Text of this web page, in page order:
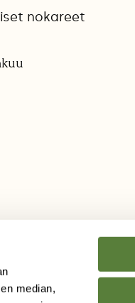
median,
nokareet